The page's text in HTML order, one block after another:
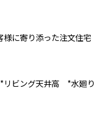
に寄り添った注文住宅
ビング天井高 *水廻り